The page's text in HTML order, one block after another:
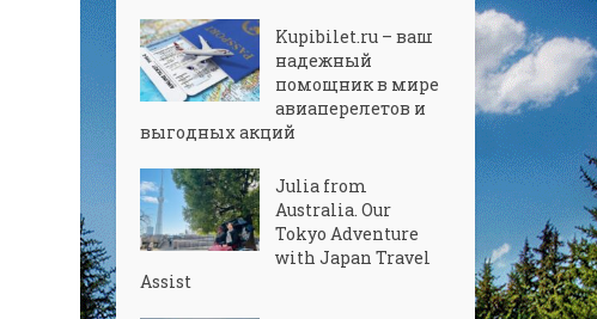
Kupibilet.ru – ваш
надежный
помощник в мире
авиаперелетов и
выгодных акций
Julia from
Australia. Our
Tokyo Adventure
with Japan Travel
Assist